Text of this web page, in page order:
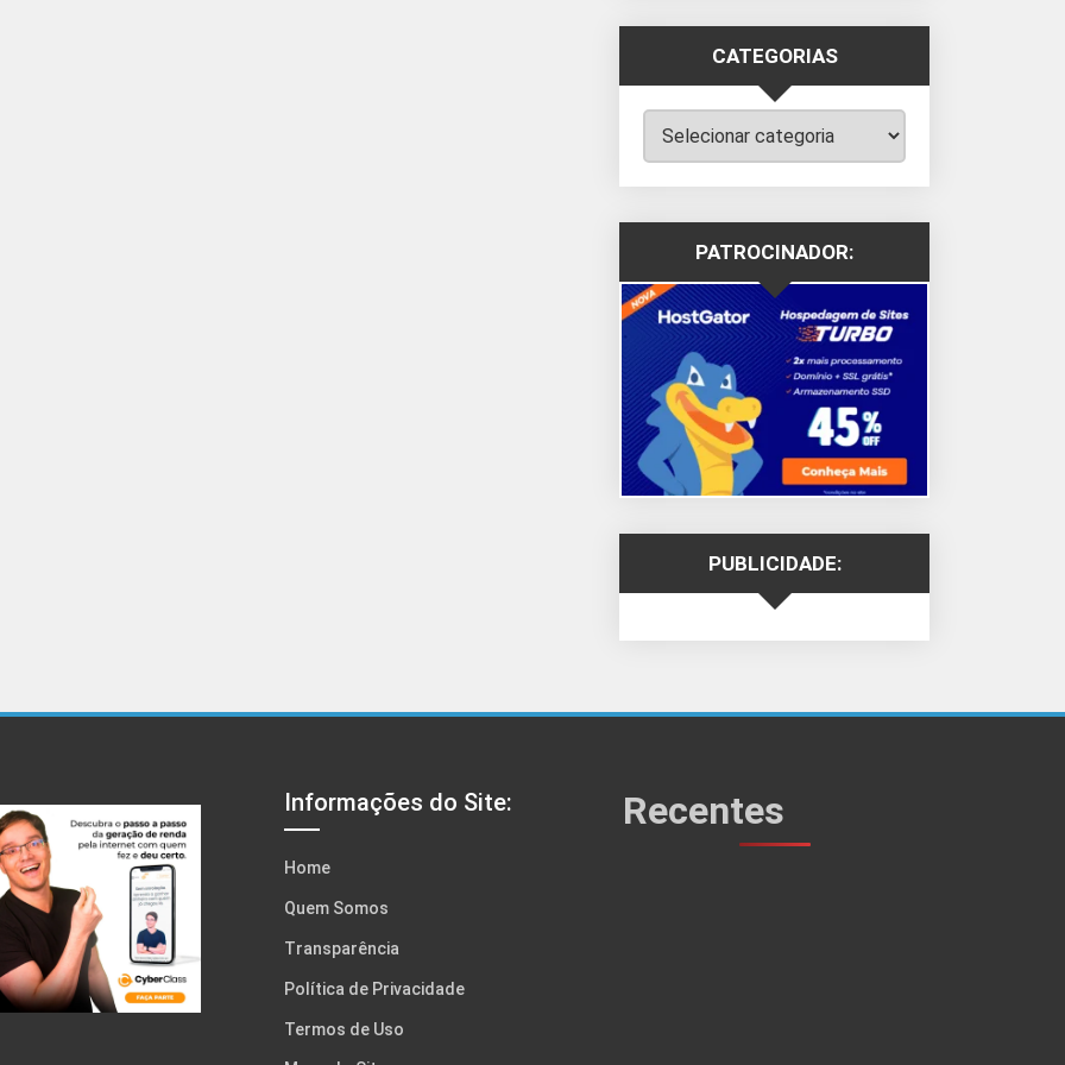
CATEGORIAS
Categorias
PATROCINADOR:
PUBLICIDADE:
Informações do Site:
Home
Quem Somos
Transparência
Política de Privacidade
Termos de Uso
Recentes